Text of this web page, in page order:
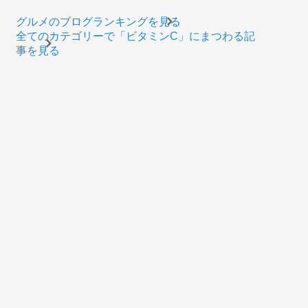
グルメのブログランキングを見る
全てのカテゴリーで「ビタミンC」にまつわる記
事を見る